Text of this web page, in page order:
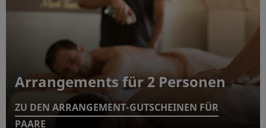
Arrangements für 2 Personen
ZU DEN ARRANGEMENT-GUTSCHEINEN FÜR
PAARE